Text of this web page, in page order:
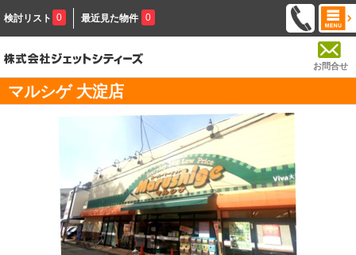
検討リスト 0 最近見た物件 0
お問合せ
マルシゲ 大淀店